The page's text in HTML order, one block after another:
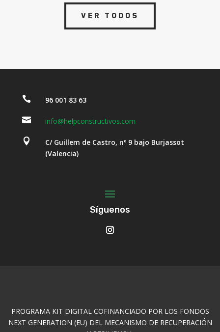
VER TODOS
 96 001 83 63
 info@helpconstructivos.com

C/ Guillem de Castro, nº 9 bajo Burjassot
(Valencia)
Síguenos
PROGRAMA KIT DIGITAL COFINANCIADO POR LOS FONDOS
NEXT GENERATION (EU) DEL MECANISMO DE RECUPERACIÓN